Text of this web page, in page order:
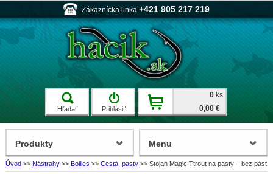
Zákaznícka linka +421 905 217 219
Hľadať Prihlásiť
0 ks
0,00 €
Úvod >> Nástrahy >> Boilies >> Cestá, pasty >> Stojan Magic Ttrout na pasty – bez pást
Produkty Menu